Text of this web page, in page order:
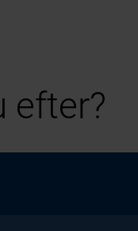
efter?